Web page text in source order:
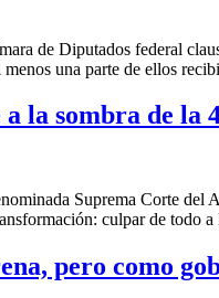
Diputados federal
menos una parte de ellos
la sombra de la
Suprema Corte del
culpar de todo
pero como